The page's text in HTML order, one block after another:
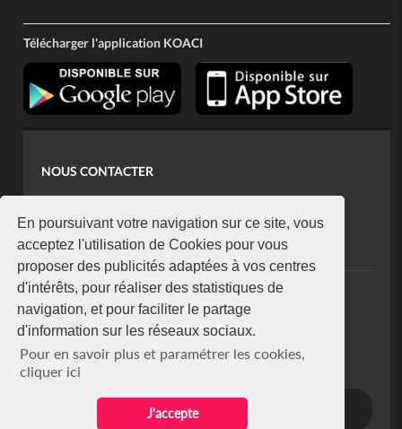
En poursuivant votre navigation sur ce site, vous
acceptez l'utilisation de Cookies pour vous
proposer des publicités adaptées à vos centres
d'intérêts, pour réaliser des statistiques de
navigation, et pour faciliter le partage
d'information sur les réseaux sociaux.
Pour en savoir plus et paramétrer les cookies,
cliquer ici
J'accepte
Télécharger l'application KOACI
NOUS CONTACTER
koaci@yahoo.fr
+225 07 08 85 52 93
NEWSLETTER
Restez connecté via notre newsletter
S'abonner
Se désabonner